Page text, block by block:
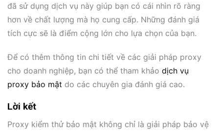
đã sử dụng dịch vụ này giúp bạn có cái nhìn rõ ràng
hơn về chất lượng mà họ cung cấp. Những đánh giá
tích cực sẽ là điểm cộng lớn cho lựa chọn của bạn.
Để có thêm thông tin chi tiết về các giải pháp proxy
cho doanh nghiệp, bạn có thể tham khảo dịch vụ
proxy bảo mật do các chuyên gia đánh giá cao.
Lời kết
Proxy kiểm thử bảo mật không chỉ là giải pháp bảo vệ